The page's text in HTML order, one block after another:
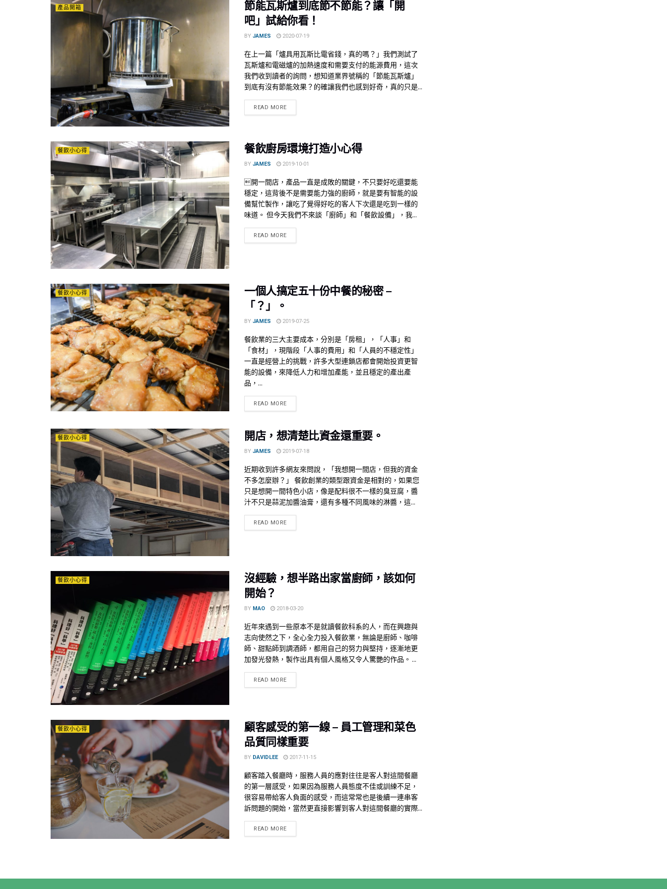
產品開箱
節能瓦斯爐到底節不節能？讓「開
吧」試給你看！
BY JAMES 2020-07-19
在上一篇「爐具用瓦斯比電省錢，真的嗎？」我們測試了
瓦斯爐和電磁爐的加熱速度和需要支付的能源費用，這次
我們收到讀者的詢問，想知道業界號稱的「節能瓦斯爐」
到底有沒有節能效果？的確讓我們也感到好奇，真的只是...
READ MORE
餐飲小心得 餐飲廚房環境打造小心得
BY JAMES 2019-10-01
開一間店，產品一直是成敗的關鍵，不只要好吃還要能
穩定，這背後不是需要能力強的廚師，就是要有智能的設
備幫忙製作，讓吃了覺得好吃的客人下次還是吃到一樣的
味道。 但今天我們不來談「廚師」和「餐飲設備」，我...
READ MORE
餐飲小心得
一個人搞定五十份中餐的秘密 –
「？」。
BY JAMES 2019-07-25
餐飲業的三大主要成本，分別是「房租」，「人事」和
「食材」，現階段「人事的費用」和「人員的不穩定性」
一直是經營上的挑戰，許多大型連鎖店都會開始投資更智
能的設備，來降低人力和增加產能，並且穩定的產出產
品，...
READ MORE
餐飲小心得 開店，想清楚比資金還重要。
BY JAMES 2019-07-18
近期收到許多網友來問說，「我想開一間店，但我的資金
不多怎麼辦？」 餐飲創業的類型跟資金是相對的，如果您
只是想開一間特色小店，像是配料很不一樣的臭豆腐，醬
汁不只是蒜泥加醬油膏，還有多種不同風味的淋醬，這...
READ MORE
餐飲小心得
沒經驗，想半路出家當廚師，該如何
開始？
BY MAO 2018-03-20
近年來遇到一些原本不是就讀餐飲科系的人，而在興趣與
志向使然之下，全心全力投入餐飲業，無論是廚師、咖啡
師、甜點師到調酒師，都用自己的努力與堅持，逐漸地更
加發光發熱，製作出具有個人風格又令人驚艷的作品。 ...
READ MORE
餐飲小心得
顧客感受的第一線 – 員工管理和菜色
品質同樣重要
BY DAVIDLEE 2017-11-15
顧客踏入餐廳時，服務人員的應對往往是客人對這間餐廳
的第一層感受，如果因為服務人員態度不佳或訓練不足，
很容易帶給客人負面的感受，而這常常也是後續一連串客
訴問題的開始，當然更直接影響到客人對這間餐廳的實際...
READ MORE